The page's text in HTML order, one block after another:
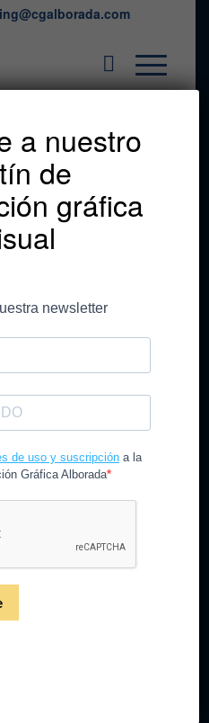
etiqueta:
bosques
durante la
Bosque
2022
a nuestro
de
gráfica
✕